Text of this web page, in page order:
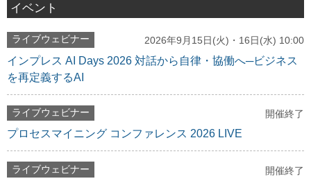
イベント
ライブウェビナー 2026年9月15日(火)・16日(水) 10:00
インプレス AI Days 2026 対話から自律・協働へ─ビジネス
を再定義するAI
ライブウェビナー 開催終了
プロセスマイニング コンファレンス 2026 LIVE
ライブウェビナー 開催終了